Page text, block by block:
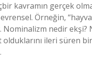
kavramın gerçek
Örneğin,
nedir ekşi?
ileri süren